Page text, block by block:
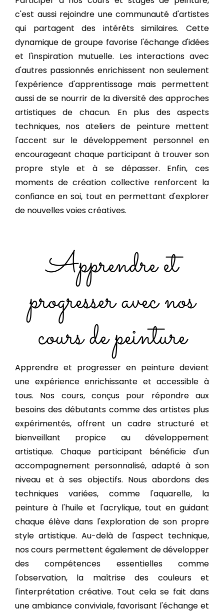
c'est aussi rejoindre une communauté d'artistes
qui partagent des intérêts similaires. Cette
dynamique de groupe favorise l'échange d'idées
et l'inspiration mutuelle. Les interactions avec
d'autres passionnés enrichissent non seulement
l'expérience d'apprentissage mais permettent
aussi de se nourrir de la diversité des approches
artistiques de chacun. En plus des aspects
techniques, nos ateliers de peinture mettent
l'accent sur le développement personnel en
encourageant chaque participant à trouver son
propre style et à se dépasser. Enfin, ces
moments de création collective renforcent la
confiance en soi, tout en permettant d'explorer
de nouvelles voies créatives.
Apprendre et
progresser avec nos
cours de peinture
Apprendre et progresser en peinture devient
une expérience enrichissante et accessible à
tous. Nos cours, conçus pour répondre aux
besoins des débutants comme des artistes plus
expérimentés, offrent un cadre structuré et
bienveillant propice au développement
artistique. Chaque participant bénéficie d'un
accompagnement personnalisé, adapté à son
niveau et à ses objectifs. Nous abordons des
techniques variées, comme l'aquarelle, la
peinture à l'huile et l'acrylique, tout en guidant
chaque élève dans l'exploration de son propre
style artistique. Au-delà de l'aspect technique,
nos cours permettent également de développer
des compétences essentielles comme
l'observation, la maîtrise des couleurs et
l'interprétation créative. Tout cela se fait dans
une ambiance conviviale, favorisant l'échange et